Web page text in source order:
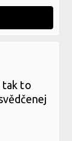
tak to